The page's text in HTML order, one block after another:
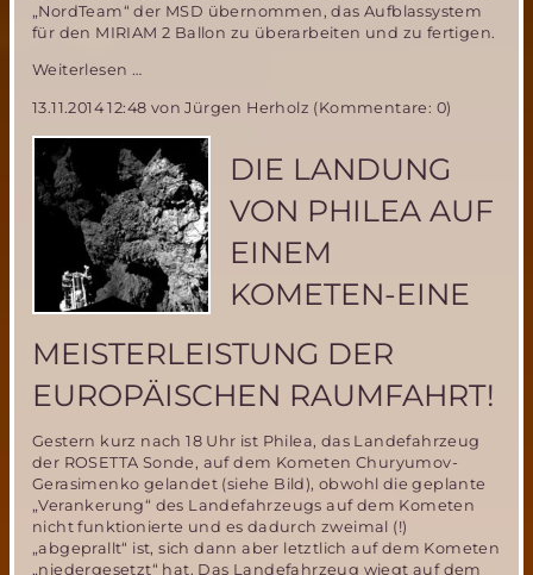
„NordTeam“ der MSD übernommen, das Aufblassystem
für den MIRIAM 2 Ballon zu überarbeiten und zu fertigen.
Weiterlesen …
MIRIAM
2
Flugtestprogramm-
das
MSD
NordTeam
stellt
Das
Ballon-
Aufblassystem
13.11.2014 12:48 von Jürgen Herholz (Kommentare: 0)
DIE LANDUNG
VON PHILEA AUF
EINEM
KOMETEN-EINE
MEISTERLEISTUNG DER
EUROPÄISCHEN RAUMFAHRT!
Gestern kurz nach 18 Uhr ist Philea, das Landefahrzeug
der ROSETTA Sonde, auf dem Kometen Churyumov-
Gerasimenko gelandet (siehe Bild), obwohl die geplante
„Verankerung“ des Landefahrzeugs auf dem Kometen
nicht funktionierte und es dadurch zweimal (!)
„abgeprallt“ ist, sich dann aber letztlich auf dem Kometen
„niedergesetzt“ hat. Das Landefahrzeug wiegt auf dem